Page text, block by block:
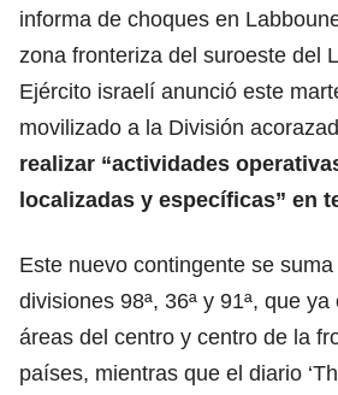
informa de choques en
zona fronteriza del suroeste del
Ejército israelí anunció este
movilizado a la División
realizar “actividades
localizadas y específicas” en
Este nuevo contingente se
divisiones 98ª, 36ª y 91ª, que
áreas del centro y centro de la
países, mientras que el diario